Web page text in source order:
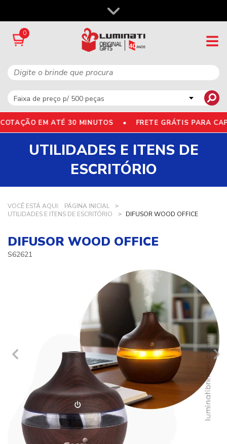
0
EM ATÉ 30 MINUTOS • FRETE GRÁTIS PARA
UTILIDADES E ITENS DE
ESCRITÓRIO
VOCÊ ESTÁ AQUI:
PÁGINA INICIAL
UTILIDADES E ITENS DE ESCRITÓRIO
DIFUSOR WOOD OFFICE
DIFUSOR WOOD OFFICE
S62621